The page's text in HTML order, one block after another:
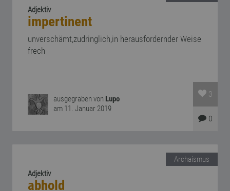
Adjektiv
impertinent
unverschämt,zudringlich,in herausfordernder Weise
frech
ausgegraben von Lupo
am 11. Januar 2019
3
0
Archaismus
Adjektiv
abhold